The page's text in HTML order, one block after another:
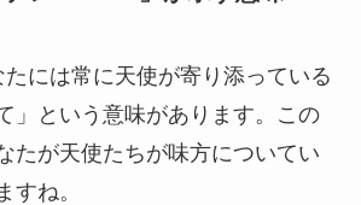
たには常に天使が寄り添っている
」という意味があります。この
たが天使たちが味方についてい
すね。